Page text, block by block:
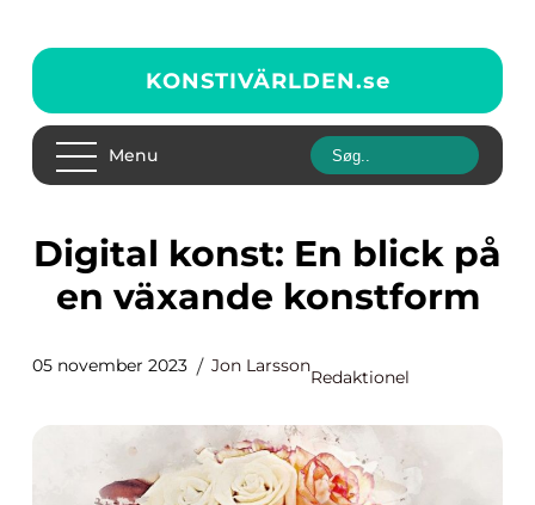
KONSTIVÄRLDEN.se
Menu
Digital konst: En blick på
en växande konstform
05 november 2023 Jon Larsson
Redaktionel